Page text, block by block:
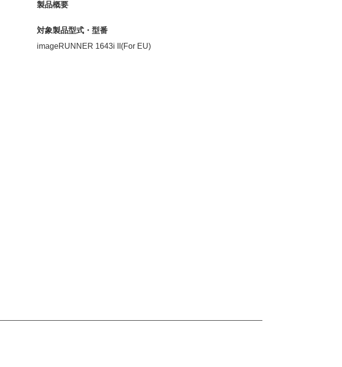
製品概要
対象製品型式・型番
imageRUNNER 1643i II(For EU)